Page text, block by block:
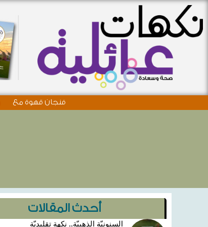
فنجان قهوة مع
أحدث المقالات
السنونيّة الذهبيّة.. نكهة تقليديّة